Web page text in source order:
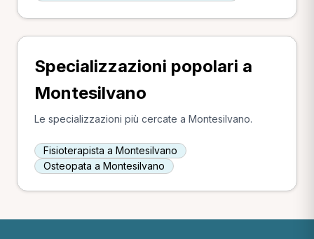
Specializzazioni popolari a
Montesilvano
Le specializzazioni più cercate a Montesilvano.
Fisioterapista a Montesilvano
Osteopata a Montesilvano